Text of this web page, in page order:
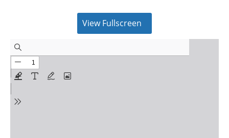
View Fullscreen